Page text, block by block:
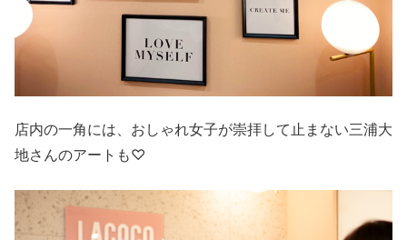
店内の一角には、おしゃれ女子が崇拝して止まない三浦大
地さんのアートも♡